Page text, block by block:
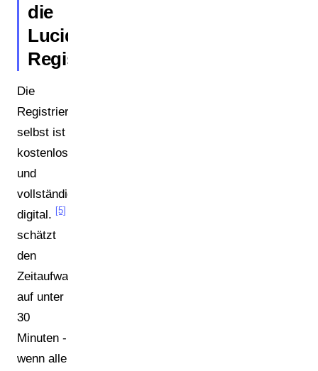
die
Lucid-
Registrierung
Die
Registrierung
selbst ist
kostenlos
und
vollständig
digital. [5]
schätzt
den
Zeitaufwand
auf unter
30
Minuten -
wenn alle